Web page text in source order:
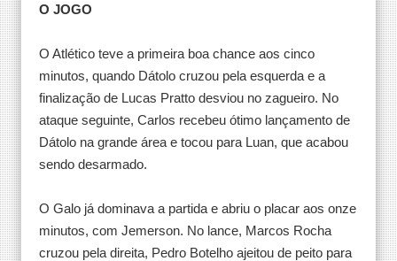
O JOGO
O Atlético teve a primeira boa chance aos cinco
minutos, quando Dátolo cruzou pela esquerda e a
finalização de Lucas Pratto desviou no zagueiro. No
ataque seguinte, Carlos recebeu ótimo lançamento de
Dátolo na grande área e tocou para Luan, que acabou
sendo desarmado.
O Galo já dominava a partida e abriu o placar aos onze
minutos, com Jemerson. No lance, Marcos Rocha
cruzou pela direita, Pedro Botelho ajeitou de peito para